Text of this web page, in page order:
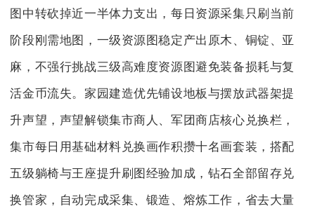
图中转砍掉近一半体力支出，每日资源采集只刷当前
阶段刚需地图，一级资源图稳定产出原木、铜锭、亚
麻，不强行挑战三级高难度资源图避免装备损耗与复
活金币流失。家园建造优先铺设地板与摆放武器架提
升声望，声望解锁集市商人、军团商店核心兑换栏，
集市每日用基础材料兑换画作积攒十名画套装，搭配
五级躺椅与王座提升刷图经验加成，钻石全部留存兑
换管家，自动完成采集、锻造、熔炼工作，省去大量